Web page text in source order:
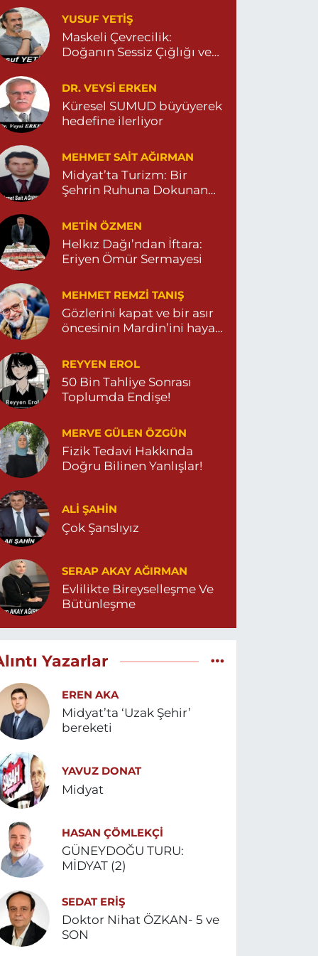
Dara Eczanesi
MAHALLESİ VALİ OZAN CADDESİ DIŞ KAPI
DEVLET HASTANESİ KARŞISI
YOLU CEPHESİ) 04822125304
0 (482) 212 53 04 Yol Tarifi Al
Özdemir Eczanesi
0 (482) 541 31 21 Yol Tarifi Al
YUSUF YETİŞ
Maskeli Çevrecilik:
Doğanın Sessiz Çığlığı ve
DR. VEYSI ERKEN
Küresel SUMUD büyüyerek
hedefine ilerliyor
MEHMET SAIT AĞIRMAN
Midyat’ta Turizm: Bir
Şehrin Ruhuna Dokunan
METIN ÖZMEN
Helkız Dağı’ndan İftara:
Eriyen Ömür Sermayesi
MEHMET REMZI TANIŞ
Gözlerini kapat ve bir asır
öncesinin Mardin’ini hayal
REYYEN EROL
50 Bin Tahliye Sonrası
Toplumda Endişe!
MERVE GÜLEN ÖZGÜN
Fizik Tedavi Hakkında
Doğru Bilinen Yanlışlar!
ALI ŞAHİN
Çok Şanslıyız
SERAP AKAY AĞIRMAN
Evlilikte Bireyselleşme Ve
Bütünleşme
Yazarlar
EREN AKA
Midyat’ta ‘Uzak Şehir’
bereketi
YAVUZ DONAT
Midyat
HASAN ÇÖMLEKÇİ
GÜNEYDOĞU TURU:
MİDYAT (2)
SEDAT ERİŞ
Doktor Nihat ÖZKAN- 5 ve
SON